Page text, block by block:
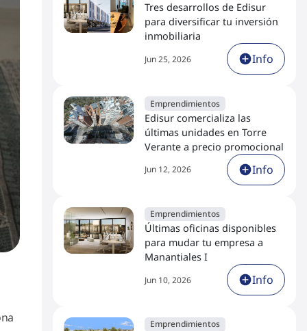
Tres desarrollos de Edisur
para diversificar tu inversión
inmobiliaria
Jun 25, 2026 Info
Emprendimientos
Edisur comercializa las
últimas unidades en Torre
Verante a precio promocional
Jun 12, 2026 Info
Emprendimientos
Últimas oficinas disponibles
para mudar tu empresa a
Manantiales I
Jun 10, 2026 Info
Emprendimientos